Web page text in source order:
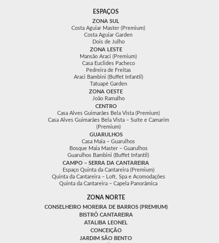
ESPAÇOS
ZONA SUL
Costa Aguiar Master (Premium)
Costa Aguiar Garden
Dois de Julho
ZONA LESTE
Mansão Araci (Premium)
Casa Euclides Pacheco
Pedreira de Freitas
Araci Bambini (Buffet Infantil)
Tatuapé Garden
ZONA OESTE
João Ramalho
CENTRO
Casa Alves Guimarães Bela Vista (Premium)
Casa Alves Guimarães Bela Vista – Suíte e Camarim
(Premium)
GUARULHOS
Casa Maia – Guarulhos
Bosque Maia Master – Guarulhos
Guarulhos Bambini (Buffet Infantil)
CAMPO – SERRA DA CANTAREIRA
Espaço Quinta da Cantareira (Premium)
Quinta da Cantareira – Loft, Spa e Acomodações
Quinta da Cantareira – Capela Panorâmica
ZONA NORTE
CONSELHEIRO MOREIRA DE BARROS (PREMIUM)
BISTRÔ CANTAREIRA
ATALIBA LEONEL
CONCEIÇÃO
JARDIM SÃO BENTO